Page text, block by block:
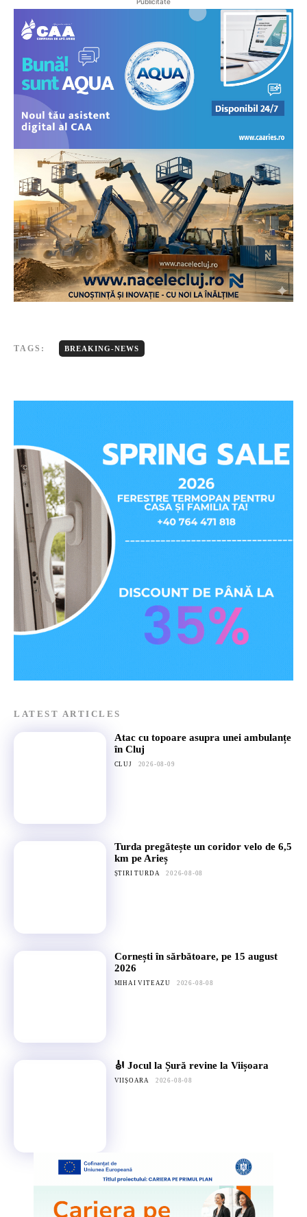
TAGS: BREAKING-NEWS
LATEST ARTICLES
Atac cu topoare asupra unei ambulanțe
în Cluj
CLUJ 2026-08-09
Turda pregătește un coridor velo de 6,5
km pe Arieș
ȘTIRI TURDA 2026-08-08
Cornești în sărbătoare, pe 15 august
2026
MIHAI VITEAZU 2026-08-08
🎻 Jocul la Șură revine la Viișoara
VIIȘOARA 2026-08-08